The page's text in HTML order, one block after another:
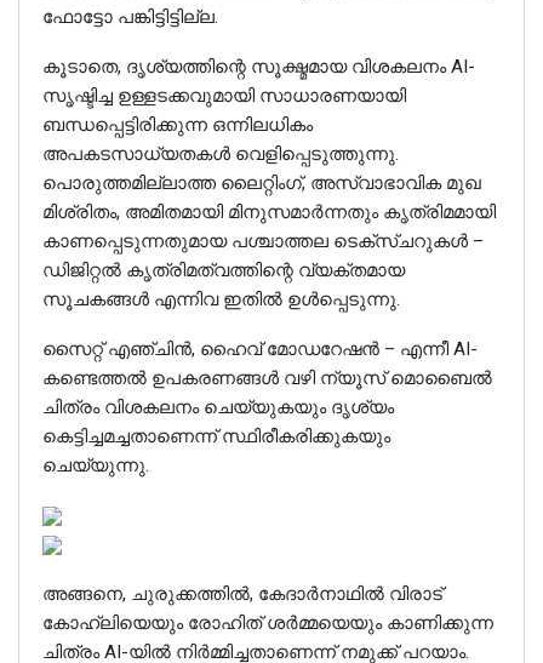
ഫോട്ടോ പങ്കിട്ടിട്ടില്ല.
കൂടാതെ, ദൃശ്യത്തിന്റെ സൂക്ഷ്മമായ വിശകലനം AI-
സൃഷ്ടിച്ച ഉള്ളടക്കവുമായി സാധാരണയായി
ബന്ധപ്പെട്ടിരിക്കുന്ന ഒന്നിലധികം
അപകടസാധ്യതകൾ വെളിപ്പെടുത്തുന്നു.
പൊരുത്തമില്ലാത്ത ലൈറ്റിംഗ്, അസ്വാഭാവിക മുഖ
മിശ്രിതം, അമിതമായി മിനുസമാർന്നതും കൃത്രിമമായി
കാണപ്പെടുന്നതുമായ പശ്ചാത്തല ടെക്സ്ചറുകൾ –
ഡിജിറ്റൽ കൃത്രിമത്വത്തിന്റെ വ്യക്തമായ
സൂചകങ്ങൾ എന്നിവ ഇതിൽ ഉൾപ്പെടുന്നു.
സൈറ്റ് എഞ്ചിൻ, ഹൈവ് മോഡറേഷൻ – എന്നീ AI-
കണ്ടെത്തൽ ഉപകരണങ്ങൾ വഴി ന്യൂസ് മൊബൈൽ
ചിത്രം വിശകലനം ചെയ്യുകയും ദൃശ്യം
കെട്ടിച്ചമച്ചതാണെന്ന് സ്ഥിരീകരിക്കുകയും
ചെയ്യുന്നു.
അങ്ങനെ, ചുരുക്കത്തില്‍, കേദാർനാഥിൽ വിരാട്
കോഹ്‌ലിയെയും രോഹിത് ശർമ്മയെയും കാണിക്കുന്ന
ചിത്രം AI-യിൽ നിർമ്മിച്ചതാണെന്ന് നമുക്ക് പറയാം.